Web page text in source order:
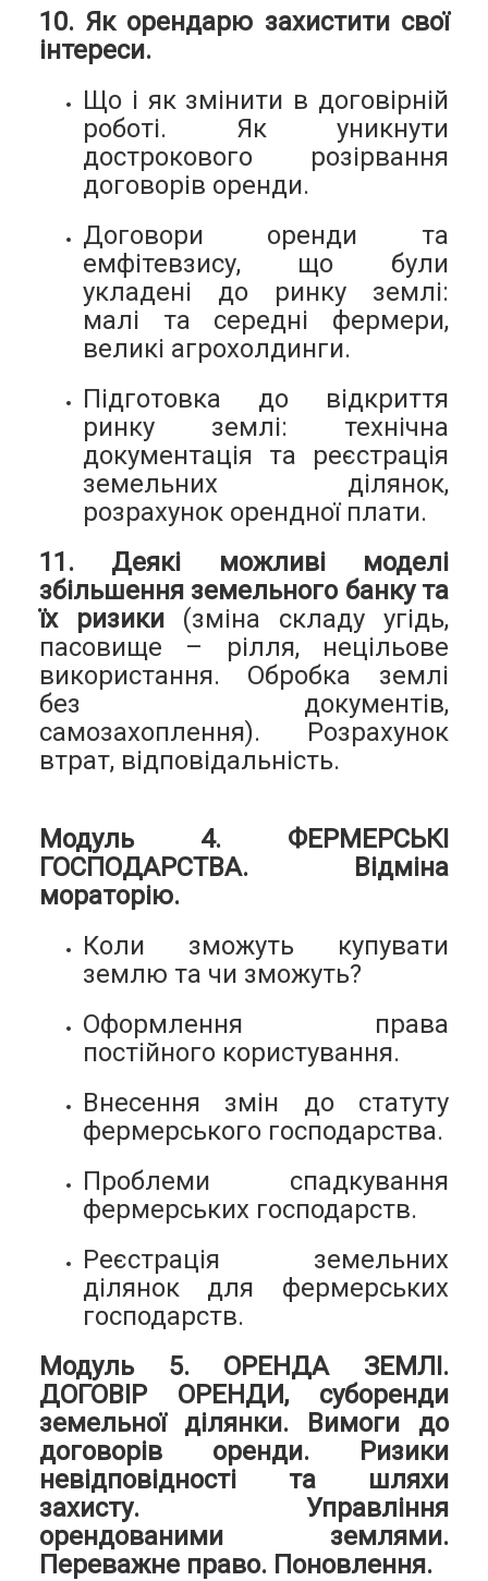
10. Як орендарю захистити свої
інтереси.
Що і як змінити в договірній
роботі. Як уникнути
дострокового розірвання
договорів оренди.
Договори оренди та
емфітевзису, що були
укладені до ринку землі:
малі та середні фермери,
великі агрохолдинги.
Підготовка до відкриття
ринку землі: технічна
документація та реєстрація
земельних ділянок,
розрахунок орендної плати.
11. Деякі можливі моделі
збільшення земельного банку та
їх ризики (зміна складу угідь,
пасовище – рілля, нецільове
використання. Обробка землі
без документів,
самозахоплення). Розрахунок
втрат, відповідальність.
Модуль 4. ФЕРМЕРСЬКІ
ГОСПОДАРСТВА. Відміна
мораторію.
Коли зможуть купувати
землю та чи зможуть?
Оформлення права
постійного користування.
Внесення змін до статуту
фермерського господарства.
Проблеми спадкування
фермерських господарств.
Реєстрація земельних
ділянок для фермерських
господарств.
Модуль 5. ОРЕНДА ЗЕМЛІ.
ДОГОВІР ОРЕНДИ, суборенди
земельної ділянки. Вимоги до
договорів оренди. Ризики
невідповідності та шляхи
захисту. Управління
орендованими землями.
Переважне право. Поновлення.